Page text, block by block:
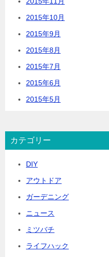
2015年10月
2015年9月
2015年8月
2015年7月
2015年6月
2015年5月
カテゴリー
DIY
アウトドア
ガーデニング
ニュース
ミツバチ
ライフハック